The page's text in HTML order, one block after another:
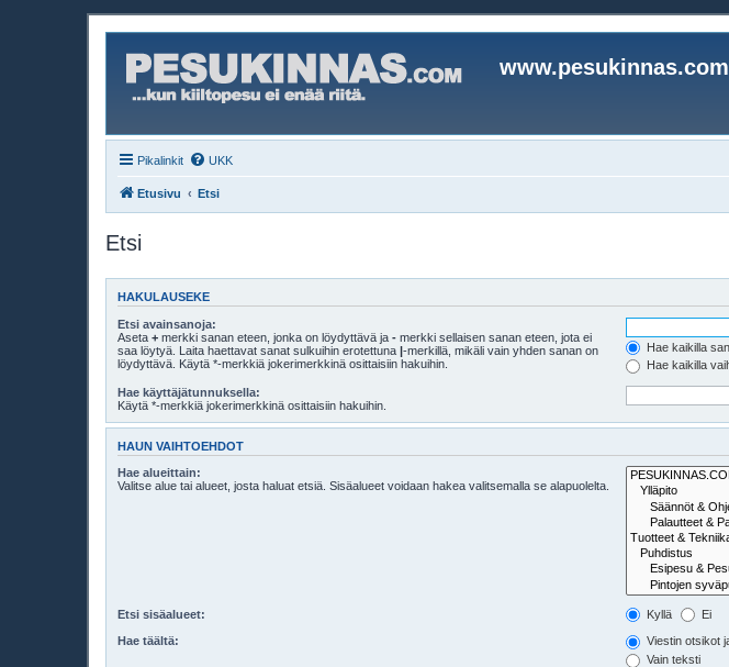
www.pesukinnas.com
Pikalinkit UKK
Etusivu Etsi
Etsi
HAKULAUSEKE
Etsi avainsanoja:
Aseta + merkki sanan eteen, jonka on löydyttävä ja - merkki sellaisen sanan eteen, jota ei
saa löytyä. Laita haettavat sanat sulkuihin erotettuna |-merkillä, mikäli vain yhden sanan on
löydyttävä. Käytä *-merkkiä jokerimerkkinä osittaisiin hakuihin.
Hae kaikilla
Hae kaikilla
Hae käyttäjätunnuksella:
Käytä *-merkkiä jokerimerkkinä osittaisiin hakuihin.
HAUN VAIHTOEHDOT
Hae alueittain:
Valitse alue tai alueet, josta haluat etsiä. Sisäalueet voidaan hakea valitsemalla se alapuolelta.
Etsi sisäalueet: Kyllä Ei
Hae täältä:
Viestin otsikot
Vain teksti